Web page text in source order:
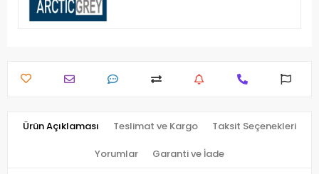
Ürün Açıklaması Teslimat ve Kargo Taksit Seçenekleri
Yorumlar Garanti ve İade